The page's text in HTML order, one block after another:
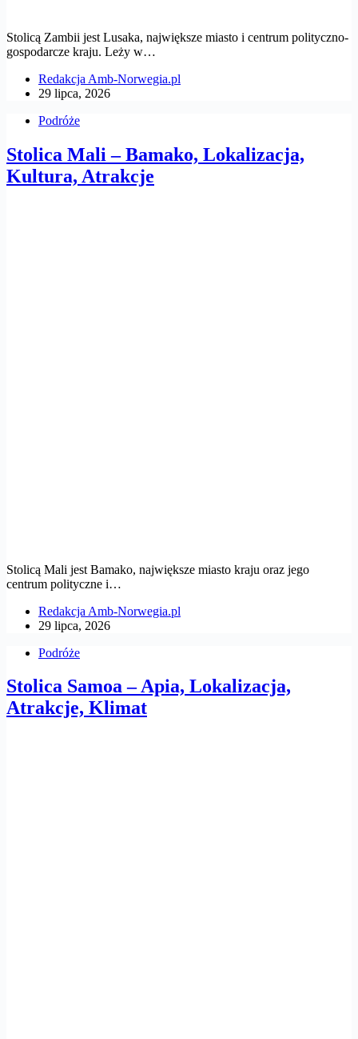
Stolicą Zambii jest Lusaka, największe miasto i centrum polityczno-
gospodarcze kraju. Leży w…
Redakcja Amb-Norwegia.pl
29 lipca, 2026
Podróże
Stolica Mali – Bamako, Lokalizacja,
Kultura, Atrakcje
Stolicą Mali jest Bamako, największe miasto kraju oraz jego
centrum polityczne i…
Redakcja Amb-Norwegia.pl
29 lipca, 2026
Podróże
Stolica Samoa – Apia, Lokalizacja,
Atrakcje, Klimat